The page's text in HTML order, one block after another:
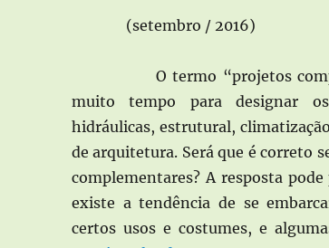
(setembro / 2016)
O termo “projetos
muito tempo para designar
hidráulicas, estrutural,
de arquitetura. Será que é correto
complementares? A resposta
existe a tendência de se
certos usos e costumes, e